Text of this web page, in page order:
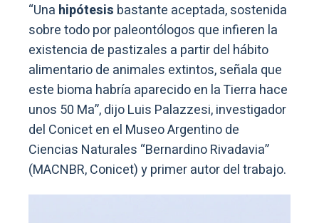
“Una hipótesis bastante aceptada, sostenida
sobre todo por paleontólogos que infieren la
existencia de pastizales a partir del hábito
alimentario de animales extintos, señala que
este bioma habría aparecido en la Tierra hace
unos 50 Ma”, dijo Luis Palazzesi, investigador
del Conicet en el Museo Argentino de
Ciencias Naturales “Bernardino Rivadavia”
(MACNBR, Conicet) y primer autor del trabajo.